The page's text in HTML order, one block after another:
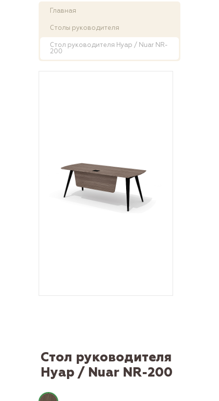
Главная
Столы руководителя
Стол руководителя Нуар / Nuar NR-
200
Стол руководителя
Нуар / Nuar NR-200